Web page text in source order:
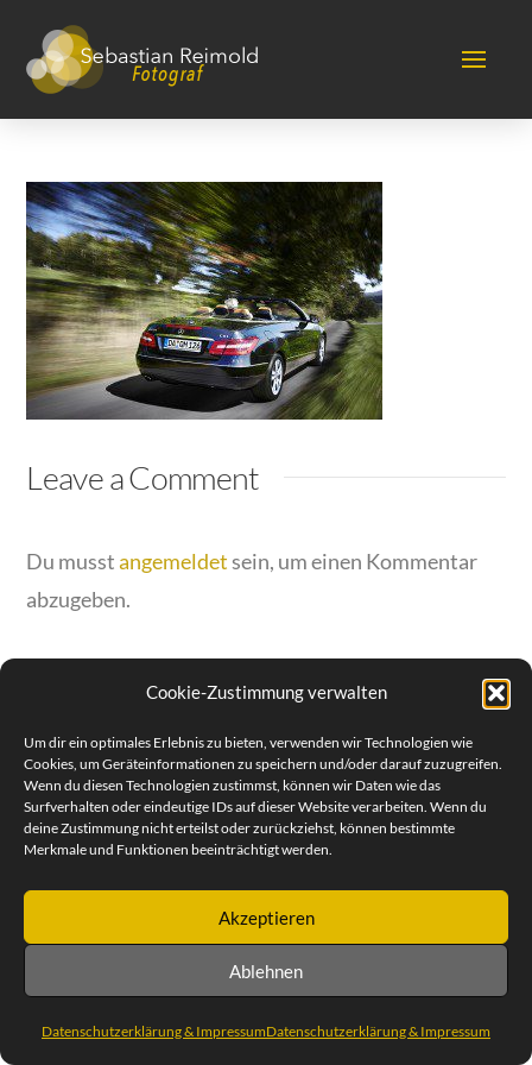
Cookie-Zustimmung verwalten
Um dir ein optimales Erlebnis zu bieten, verwenden wir Technologien wie
Cookies, um Geräteinformationen zu speichern und/oder darauf zuzugreifen.
Wenn du diesen Technologien zustimmst, können wir Daten wie das
Surfverhalten oder eindeutige IDs auf dieser Website verarbeiten. Wenn du
deine Zustimmung nicht erteilst oder zurückziehst, können bestimmte
Merkmale und Funktionen beeinträchtigt werden.
Akzeptieren
Ablehnen
Datenschutzerklärung & ImpressumDatenschutzerklärung & Impressum
Leave a Comment
Du musstangemeldetsein, um einen Kommentar
abzugeben.
© SEBASTIAN REIMOLD | STEUBENPLATZ 12 | 64293
DARMSTADT | TEL. +49 (0) 6151 30 88 932 | MOBILE 0171 47
57 258
DATENSCHUTZERKLÄRUNG & IMPRESSUM